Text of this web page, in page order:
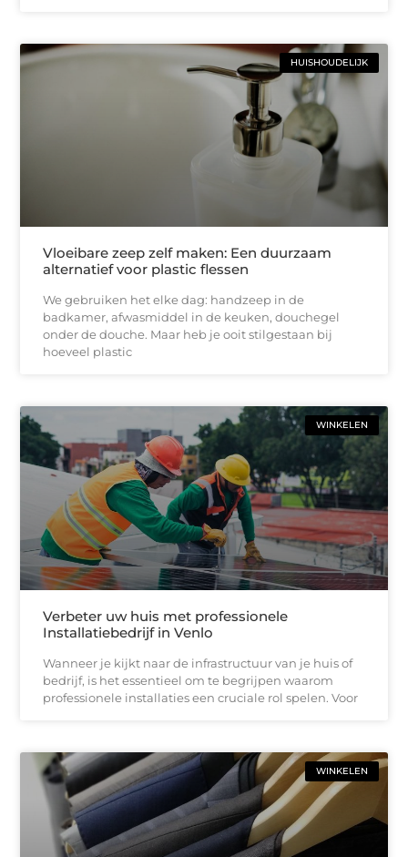
HUISHOUDELIJK
Vloeibare zeep zelf maken: Een duurzaam
alternatief voor plastic flessen
We gebruiken het elke dag: handzeep in de
badkamer, afwasmiddel in de keuken, douchegel
onder de douche. Maar heb je ooit stilgestaan bij
hoeveel plastic
WINKELEN
Verbeter uw huis met professionele
Installatiebedrijf in Venlo
Wanneer je kijkt naar de infrastructuur van je huis of
bedrijf, is het essentieel om te begrijpen waarom
professionele installaties een cruciale rol spelen. Voor
WINKELEN